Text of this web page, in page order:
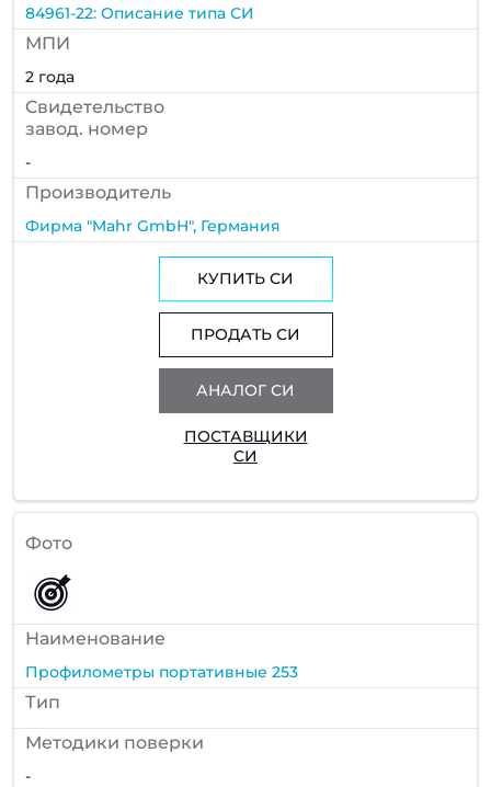
84961-22: Описание типа СИ
МПИ
2 года
Cвидетельство
завод. номер
-
Производитель
Фирма "Mahr GmbH", Германия
КУПИТЬ СИ
ПРОДАТЬ СИ
АНАЛОГ СИ
ПОСТАВЩИКИ
СИ
Фото
Наименование
Профилометры портативные 253
Тип
Методики поверки
-